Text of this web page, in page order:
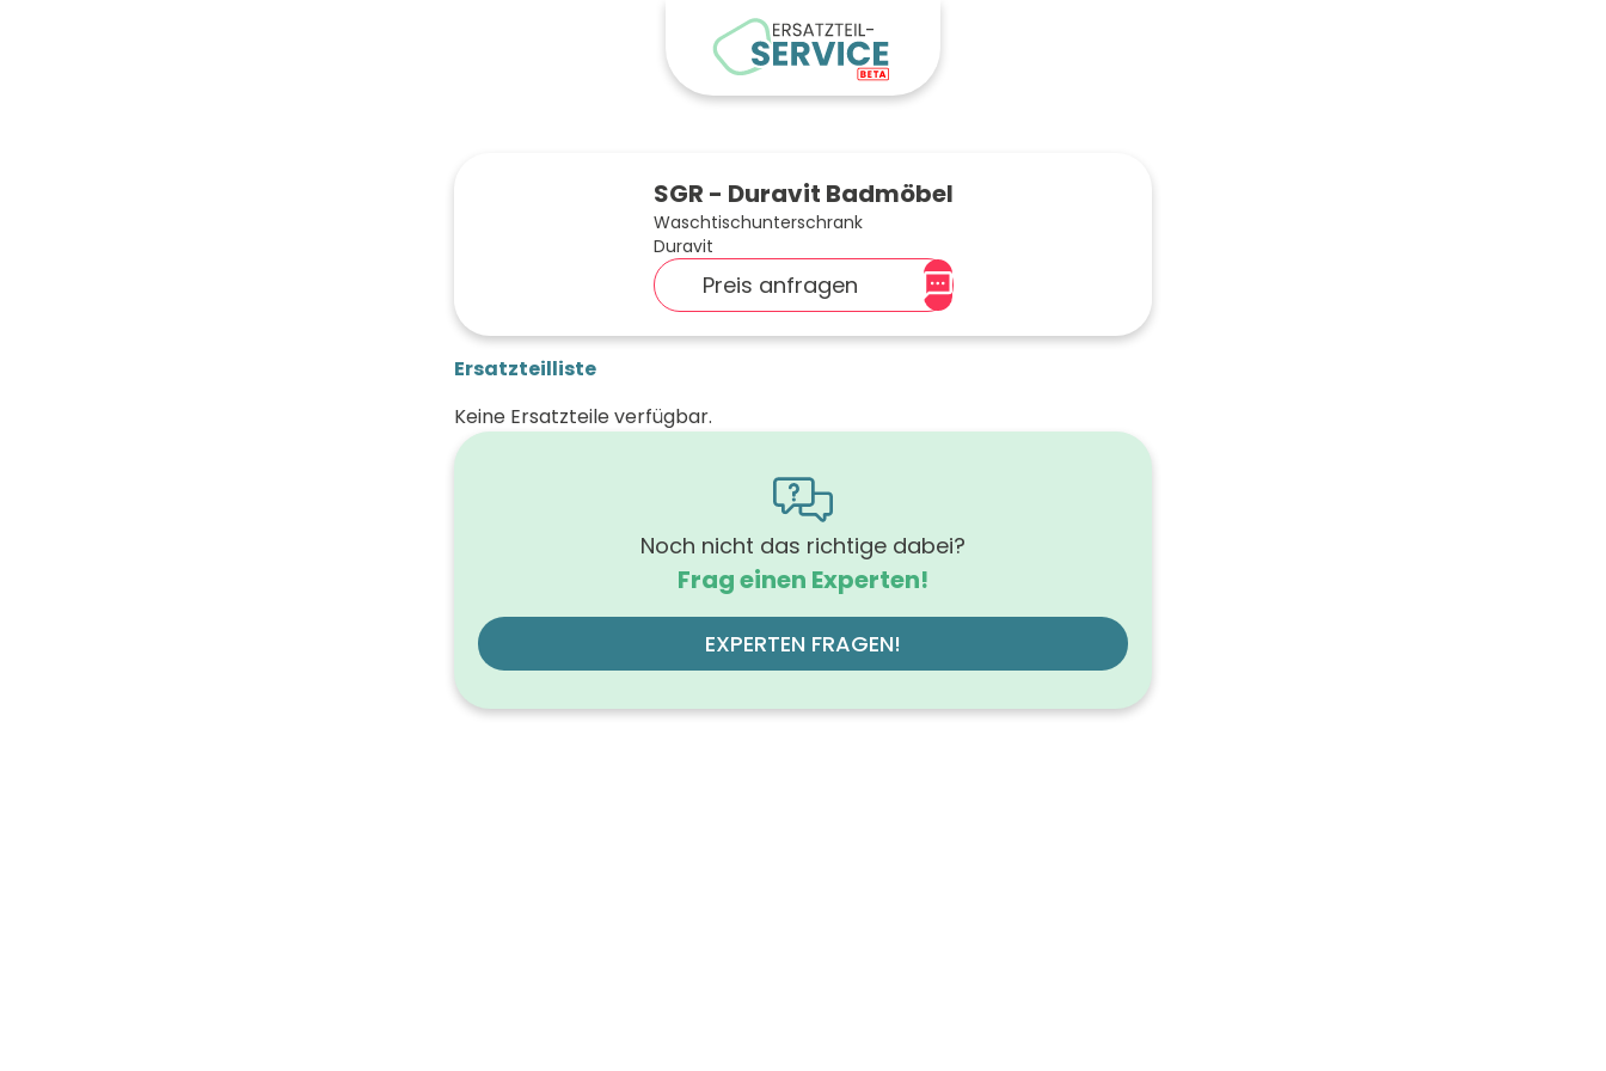
SGR - Duravit Badmöbel
Waschtischunterschrank
Duravit
Preis anfragen
Ersatzteilliste
Keine Ersatzteile verfügbar.
Noch nicht das richtige dabei?
Frag einen Experten!
EXPERTEN FRAGEN!